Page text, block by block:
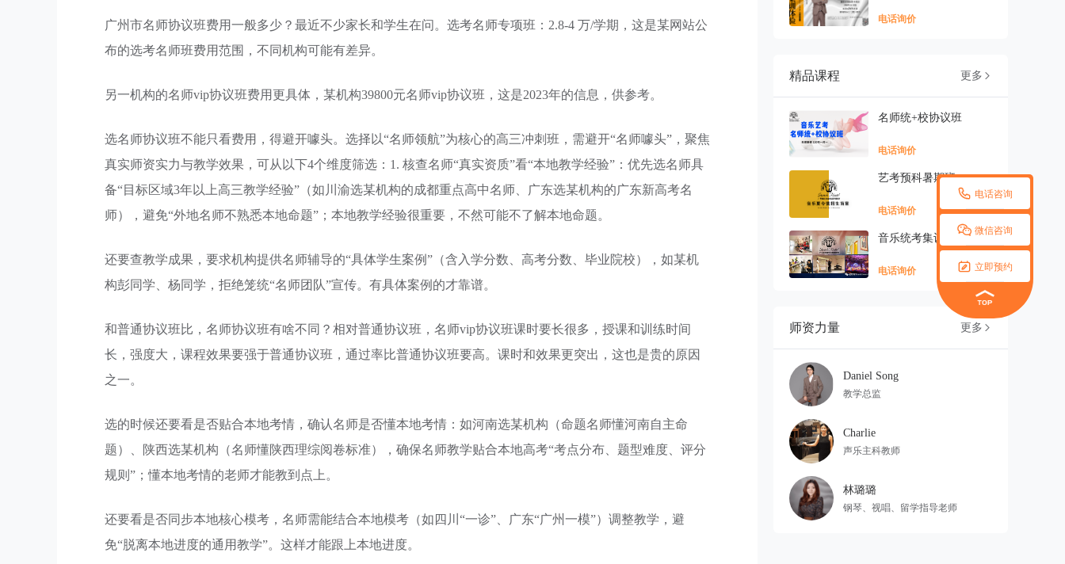
 电话咨询
 微信咨询
 立即预约
广州市名师协议班费用一般多少？最近不少家长和学生在问。选考名师专项班：2.8-4 万/学期，这是某网站公
布的选考名师班费用范围，不同机构可能有差异。
另一机构的名师vip协议班费用更具体，某机构39800元名师vip协议班，这是2023年的信息，供参考。
选名师协议班不能只看费用，得避开噱头。选择以“名师领航”为核心的高三冲刺班，需避开“名师噱头”，聚焦
真实师资实力与教学效果，可从以下4个维度筛选：1. 核查名师“真实资质”看“本地教学经验”：优先选名师具
备“目标区域3年以上高三教学经验”（如川渝选某机构的成都重点高中名师、广东选某机构的广东新高考名
师），避免“外地名师不熟悉本地命题”；本地教学经验很重要，不然可能不了解本地命题。
还要查教学成果，要求机构提供名师辅导的“具体学生案例”（含入学分数、高考分数、毕业院校），如某机
构彭同学、杨同学，拒绝笼统“名师团队”宣传。有具体案例的才靠谱。
和普通协议班比，名师协议班有啥不同？相对普通协议班，名师vip协议班课时要长很多，授课和训练时间
长，强度大，课程效果要强于普通协议班，通过率比普通协议班要高。课时和效果更突出，这也是贵的原因
之一。
选的时候还要看是否贴合本地考情，确认名师是否懂本地考情：如河南选某机构（命题名师懂河南自主命
题）、陕西选某机构（名师懂陕西理综阅卷标准），确保名师教学贴合本地高考“考点分布、题型难度、评分
规则”；懂本地考情的老师才能教到点上。
还要看是否同步本地核心模考，名师需能结合本地模考（如四川“一诊”、广东“广州一模”）调整教学，避
免“脱离本地进度的通用教学”。这样才能跟上本地进度。
电话询价
精品课程 更多 
名师统+校协议班
电话询价
艺考预科暑期班
电话询价
音乐统考集训班
电话询价
师资力量 更多 
Daniel Song
教学总监
Charlie
声乐主科教师
林璐璐
钢琴、视唱、留学指导老师